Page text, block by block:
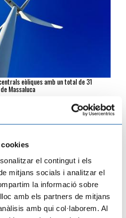
el contingut i els
mitjans socials i analitzar el
la informació sobre
amb els partners de mitjans
amb qui col·laborem. Al
eòliques amb un total de 31
Massaluca